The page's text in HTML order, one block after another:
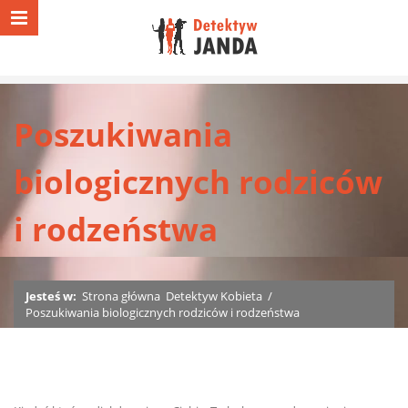
Poszukiwania
biologicznych rodziców
i rodzeństwa
Jesteś w: Strona główna Detektyw Kobieta /
Poszukiwania biologicznych rodziców i rodzeństwa